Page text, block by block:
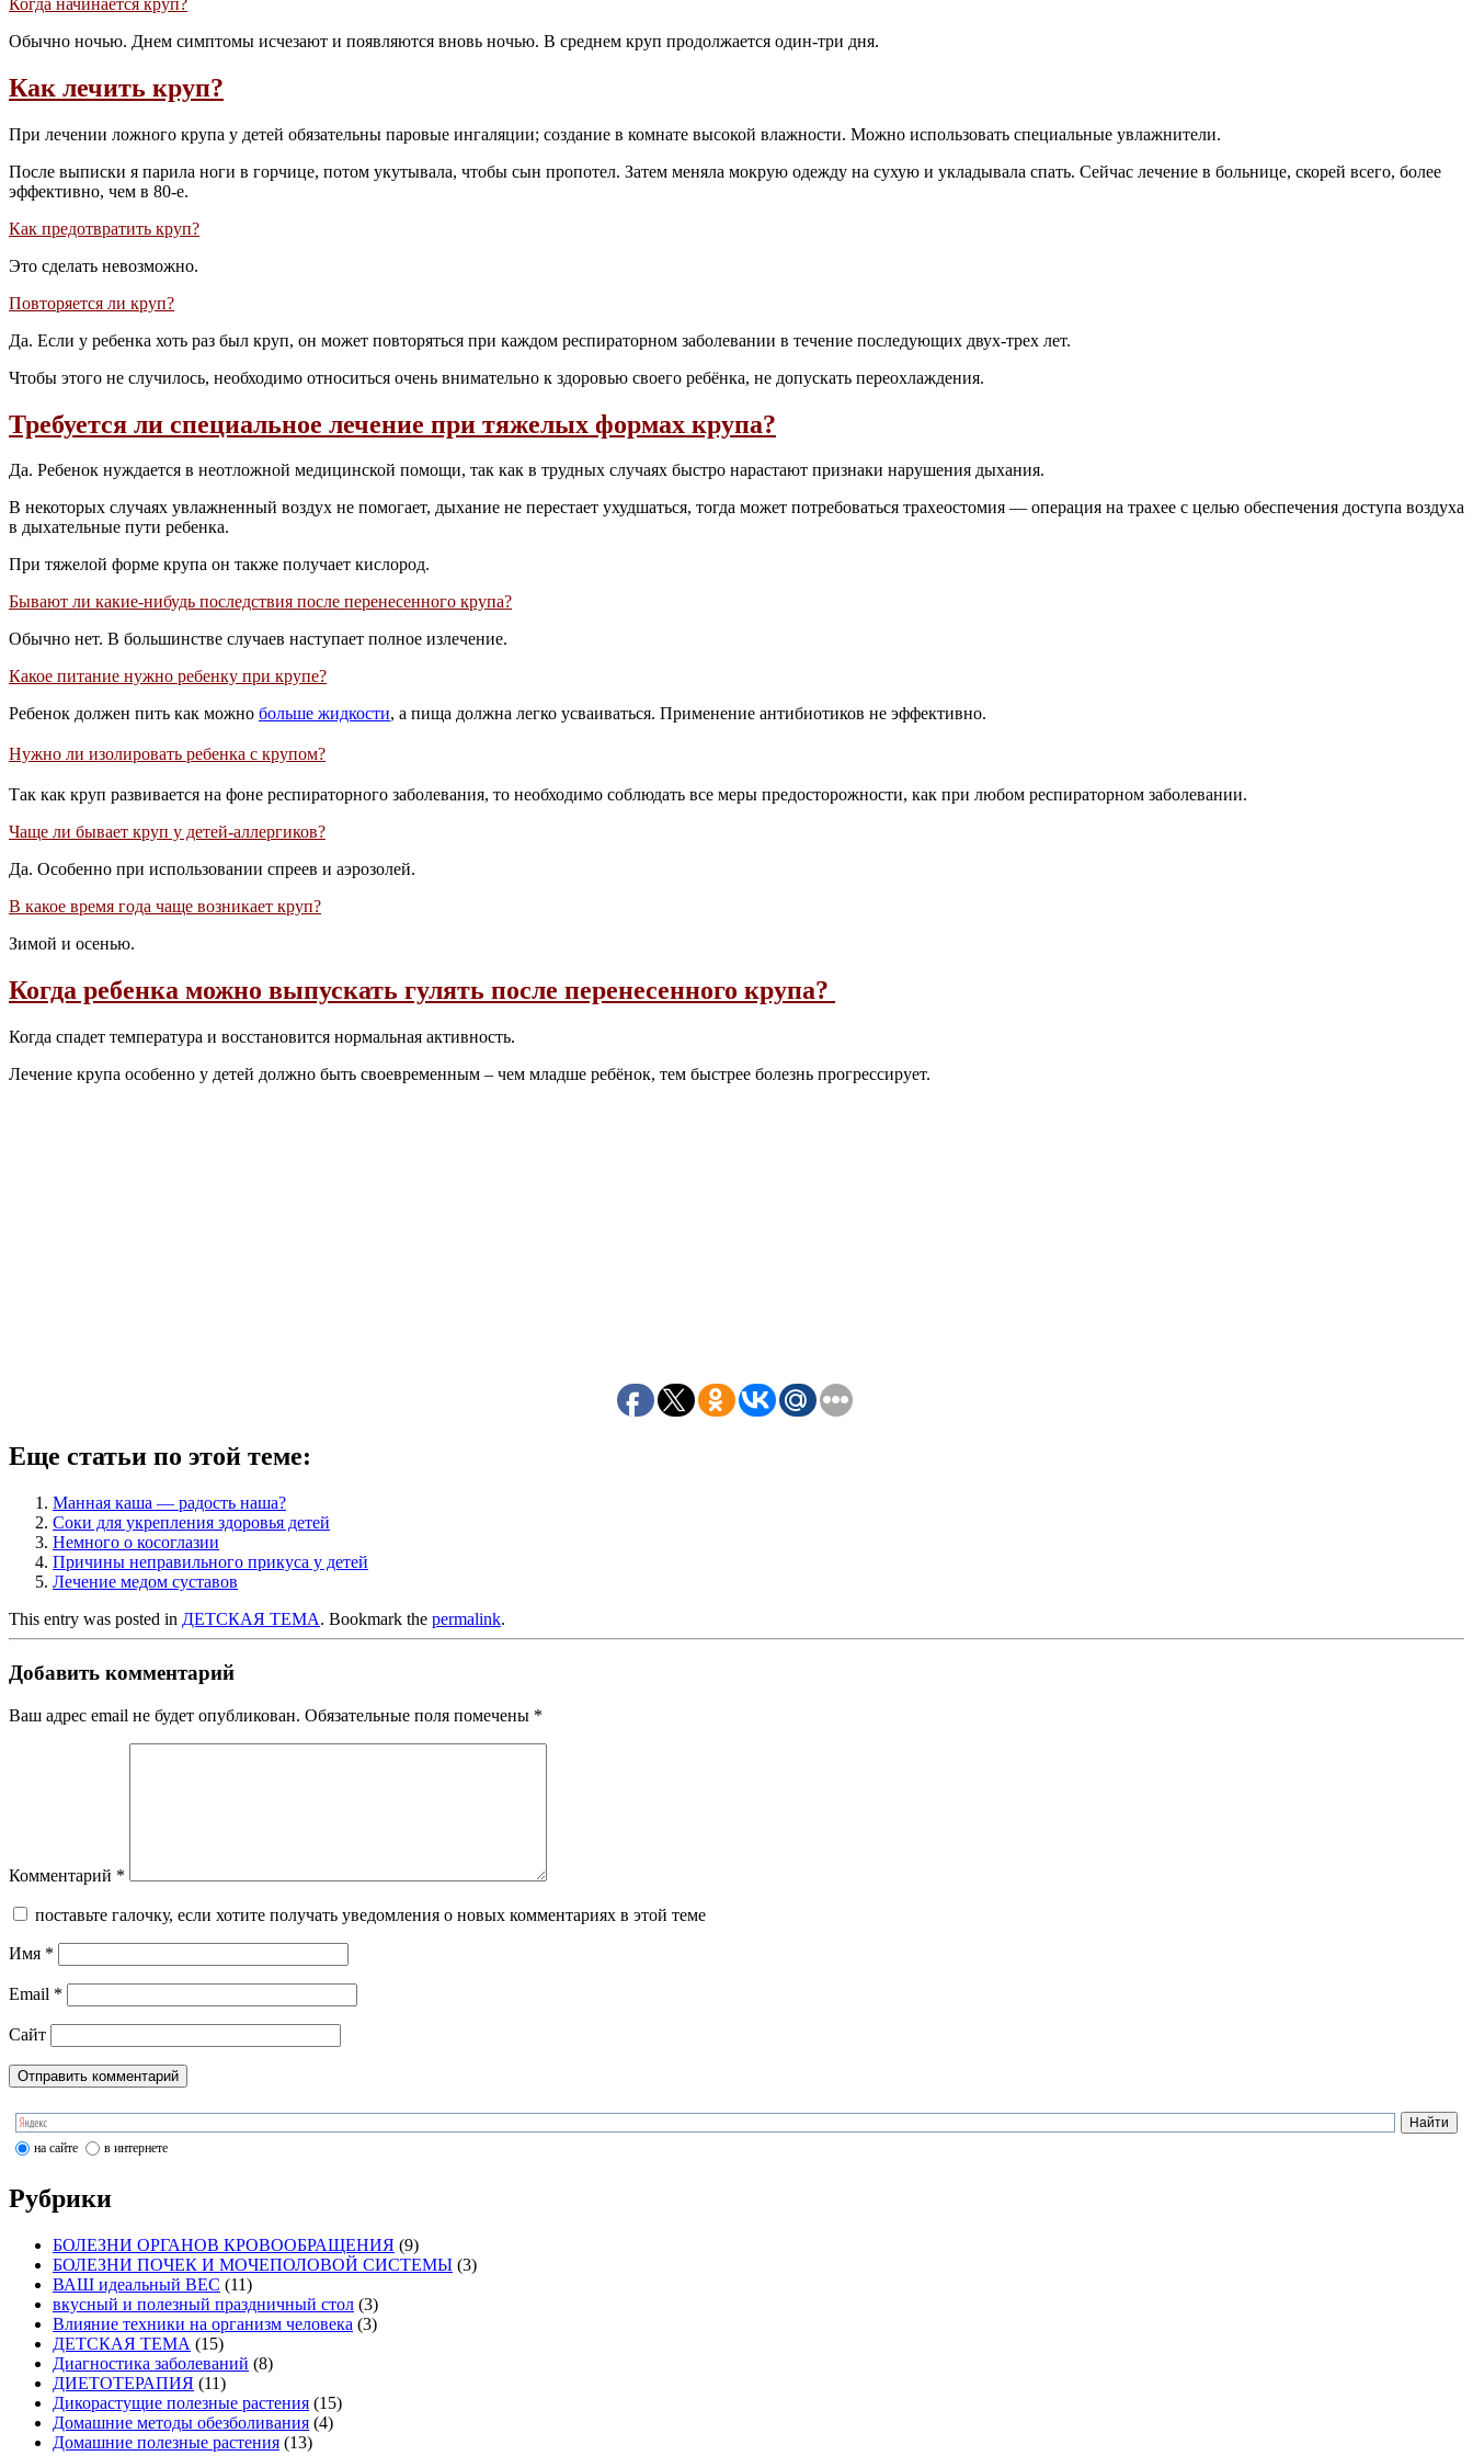
Обычно ночью. Днем симптомы исчезают и появляются вновь ночью. В среднем круп продолжается один-три дня.
Как лечить круп?
При лечении ложного крупа у детей обязательны паровые ингаляции; создание в комнате высокой влажности. Можно использовать специальные увлажнители.
После выписки я парила ноги в горчице, потом укутывала, чтобы сын пропотел. Затем меняла мокрую одежду на сухую и укладывала спать. Сейчас лечение в больнице, скорей всего, более
эффективно, чем в 80-е.
Как предотвратить круп?
Это сделать невозможно.
Повторяется ли круп?
Да. Если у ребенка хоть раз был круп, он может повторяться при каждом респираторном заболевании в течение последующих двух-трех лет.
Чтобы этого не случилось, необходимо относиться очень внимательно к здоровью своего ребёнка, не допускать переохлаждения.
Требуется ли специальное лечение при тяжелых формах крупа?
Да. Ребенок нуждается в неотложной медицинской помощи, так как в трудных случаях быстро нарастают признаки нарушения дыхания.
В некоторых случаях увлажненный воздух не помогает, дыхание не перестает ухудшаться, тогда может потребоваться трахеостомия — операция на трахее с целью обеспечения доступа воздуха
в дыхательные пути ребенка.
При тяжелой форме крупа он также получает кислород.
Бывают ли какие-нибудь последствия после перенесенного крупа?
Обычно нет. В большинстве случаев наступает полное излечение.
Какое питание нужно ребенку при крупе?
Ребенок должен пить как можно больше жидкости, а пища должна легко усваиваться. Применение антибиотиков не эффективно.
Нужно ли изолировать ребенка с крупом?
Так как круп развивается на фоне респираторного заболевания, то необходимо соблюдать все меры предосторожности, как при любом респираторном заболевании.
Чаще ли бывает круп у детей-аллергиков?
Да. Особенно при использовании спреев и аэрозолей.
В какое время года чаще возникает круп?
Зимой и осенью.
Когда ребенка можно выпускать гулять после перенесенного крупа?
Когда спадет температура и восстановится нормальная активность.
Лечение крупа особенно у детей должно быть своевременным – чем младше ребёнок, тем быстрее болезнь прогрессирует.
Еще статьи по этой теме:
Манная каша — радость наша?
Соки для укрепления здоровья детей
Немного о косоглазии
Причины неправильного прикуса у детей
Лечение медом суставов
This entry was posted in ДЕТСКАЯ ТЕМА. Bookmark the permalink.
Добавить комментарий
Ваш адрес email не будет опубликован. Обязательные поля помечены *
Комментарий *
поставьте галочку, если хотите получать уведомления о новых комментариях в этой теме
Имя *
Email *
Сайт
на сайте в интернете
Рубрики
БОЛЕЗНИ ОРГАНОВ КРОВООБРАЩЕНИЯ (9)
БОЛЕЗНИ ПОЧЕК И МОЧЕПОЛОВОЙ СИСТЕМЫ (3)
ВАШ идеальный ВЕС (11)
вкусный и полезный праздничный стол (3)
Влияние техники на организм человека (3)
ДЕТСКАЯ ТЕМА (15)
Диагностика заболеваний (8)
ДИЕТОТЕРАПИЯ (11)
Дикорастущие полезные растения (15)
Домашние методы обезболивания (4)
Домашние полезные растения (13)